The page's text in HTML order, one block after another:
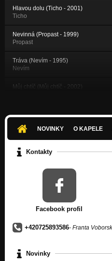
Hlavou dolu (Ticho - 2001)
Ticho
Nevinná (Propast - 1999)
Propast
Tráva (Nevím - 1995)
Nevím
Můj chtíč (Můj chtíč - 2002)
Zvony (Můj chtíč - 2002)
Můj chtíč
Poslední chvíle (Ticho - 2001)
Propast
Propast
NOVINKY O KAPELE
Kontakty
Facebook profil
+420725893586- Franta
Novinky